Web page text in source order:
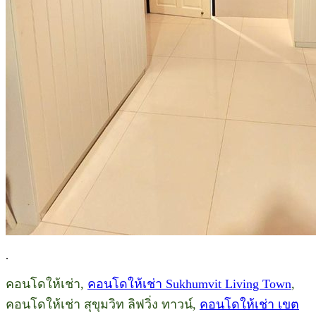
.
คอนโดให้เช่า, คอนโดให้เช่า Sukhumvit Living Town,
คอนโดให้เช่า สุขุมวิท ลิฟวิ่ง ทาวน์, คอนโดให้เช่า เขต